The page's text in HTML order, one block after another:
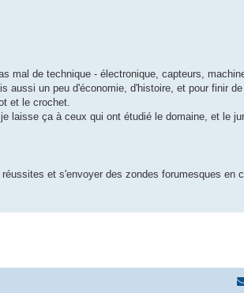
mal de technique - électronique, capteurs,
un peu d'économie, d'histoire, et pour finir
et le crochet.
laisse ça à ceux qui ont étudié le domaine, et le
et s'envoyer des zondes forumesques en